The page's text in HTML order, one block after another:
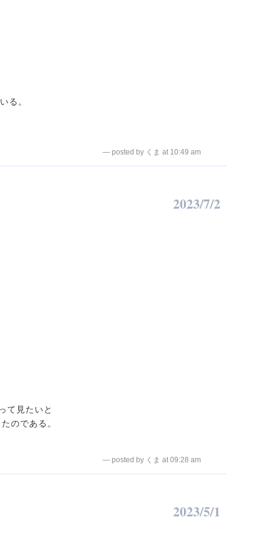
る。
— posted by くま at 10:49 am
2023/7/2
て見たいと
のである。
— posted by くま at 09:28 am
2023/5/1